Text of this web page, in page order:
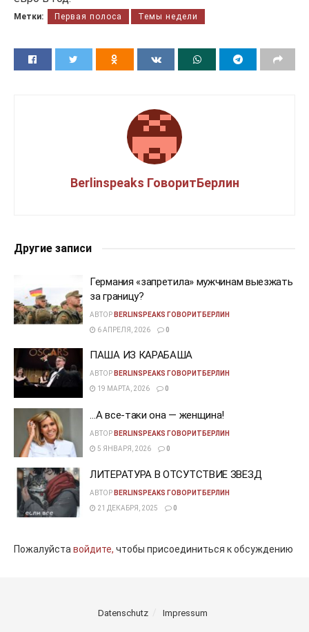
Метки: Первая полоса Темы недели
Berlinspeaks ГоворитБерлин
Другие записи
Германия «запретила» мужчинам выезжать
за границу?
АВТОР BERLINSPEAKS ГОВОРИТБЕРЛИН
6 АПРЕЛЯ, 2026
0
ПАША ИЗ КАРАБАША
АВТОР BERLINSPEAKS ГОВОРИТБЕРЛИН
19 МАРТА, 2026
0
…А все-таки она — женщина!
АВТОР BERLINSPEAKS ГОВОРИТБЕРЛИН
5 ЯНВАРЯ, 2026
0
ЛИТЕРАТУРА В ОТСУТСТВИЕ ЗВЕЗД
АВТОР BERLINSPEAKS ГОВОРИТБЕРЛИН
21 ДЕКАБРЯ, 2025
0
Пожалуйста войдите, чтобы присоединиться к обсуждению
Datenschutz Impressum